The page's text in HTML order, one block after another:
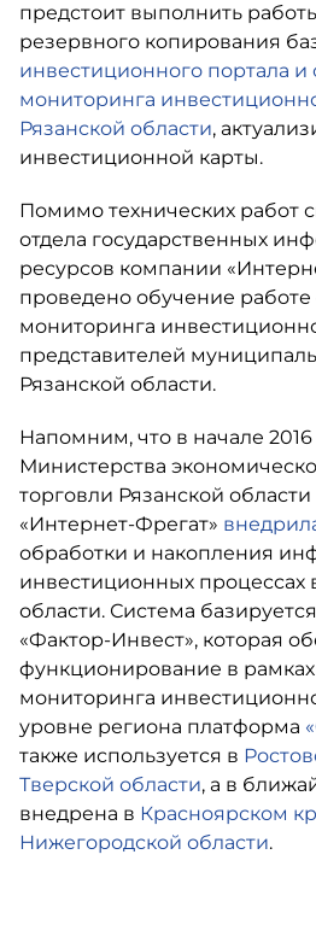
предстоит выполнить
резервного копирования
инвестиционного портала и
мониторинга
Рязанской области,
инвестиционной карты.
Помимо технических работ
отдела государственных
ресурсов компании
проведено обучение работе
мониторинга
представителей
Рязанской области.
Напомним, что в начале 2016
Министерства
торговли Рязанской
«Интернет-Фрегат»
обработки и накопления
инвестиционных процессах
области. Система
«Фактор-Инвест», которая
функционирование в
мониторинга
уровне региона платформа
также используется в
Тверской области, а в
внедрена в Красноярском
Нижегородской области.